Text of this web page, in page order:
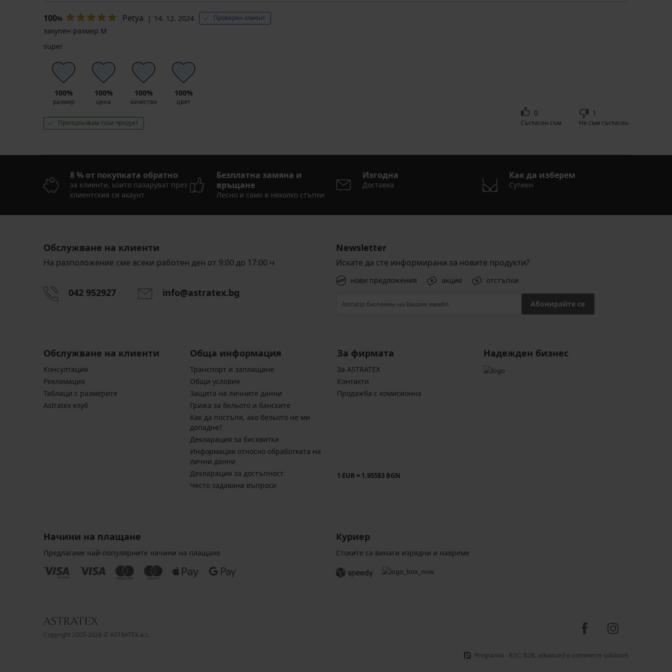
100% Petya 14. 12. 2024 Проверен клиент
закупен размер M
super
100%
размер
100%
цена
100%
качество
100%
цвят
Препоръчвам този продукт
0
Съгласен съм
1
Не съм съгласен
8 % от покупката обратно
за клиенти, които пазаруват през
клиентския си акаунт
Безплатна замяна и
връщане
Лесно и само в няколко стъпки
Изгодна
Доставка
Как да изберем
Сутиен
Обслужване на клиенти
На разположение сме всеки работен ден от 9:00 до 17:00 ч
042 952927 info@astratex.bg
Newsletter
Искате да сте информирани за новите продукти?
нови предложения акция отстъпки
Абонирайте се
Обслужване на клиенти
Консултация
Pекламация
Таблици с размерите
Astratex клуб
Обща информация
Транспорт и заплащане
Общи условия
Защита на личните данни
Грижа за бельото и банските
Kак да постъпя, ако бельото не ми
допадне?
Декларация за бисквитки
Информация относно обработката на
лични данни
Декларация за достъпност
Често задавани въпроси
За фирмата
За ASTRATEX
Контакти
Продажба с комисионна
1 EUR = 1.95583 BGN
Надежден бизнес
Начини на плащане
Предлагаме най-популярните начини на плащане
Куриер
Стоките са винаги изрядни и навреме
Copyright 2005-2026 © ASTRATEX a.s.
Programia - B2C, B2B, advanced e-commerce solutions